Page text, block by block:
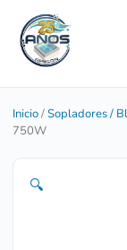
Inicio/Sopladores /
750W
🔍